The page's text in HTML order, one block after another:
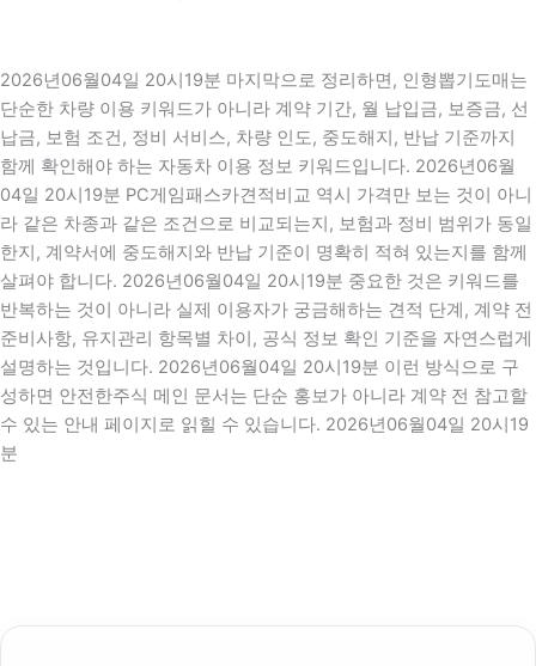
2026년06월04일 20시19분 마지막으로 정리하면, 인형뽑기도매는
단순한 차량 이용 키워드가 아니라 계약 기간, 월 납입금, 보증금, 선
납금, 보험 조건, 정비 서비스, 차량 인도, 중도해지, 반납 기준까지
함께 확인해야 하는 자동차 이용 정보 키워드입니다. 2026년06월
04일 20시19분 PC게임패스카견적비교 역시 가격만 보는 것이 아니
라 같은 차종과 같은 조건으로 비교되는지, 보험과 정비 범위가 동일
한지, 계약서에 중도해지와 반납 기준이 명확히 적혀 있는지를 함께
살펴야 합니다. 2026년06월04일 20시19분 중요한 것은 키워드를
반복하는 것이 아니라 실제 이용자가 궁금해하는 견적 단계, 계약 전
준비사항, 유지관리 항목별 차이, 공식 정보 확인 기준을 자연스럽게
설명하는 것입니다. 2026년06월04일 20시19분 이런 방식으로 구
성하면 안전한주식 메인 문서는 단순 홍보가 아니라 계약 전 참고할
수 있는 안내 페이지로 읽힐 수 있습니다. 2026년06월04일 20시19
분